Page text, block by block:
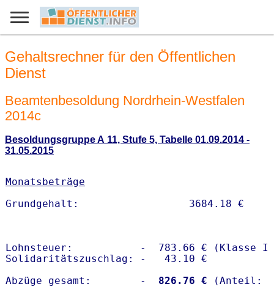
Gehaltsrechner für den Öffentlichen
Dienst
Beamtenbesoldung Nordrhein-Westfalen
2014c
Besoldungsgruppe A 11, Stufe 5, Tabelle 01.09.2014 -
31.05.2015
Monatsbeträge
Lohnsteuer:           -  783.66 € (Klasse I)
Solidaritätszuschlag: -   43.10 €
Abzüge gesamt:        -
  826.76 €